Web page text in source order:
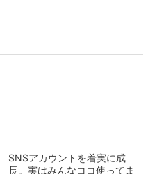
SNSアカウントを着実に成
長。実はみんなココ使ってま